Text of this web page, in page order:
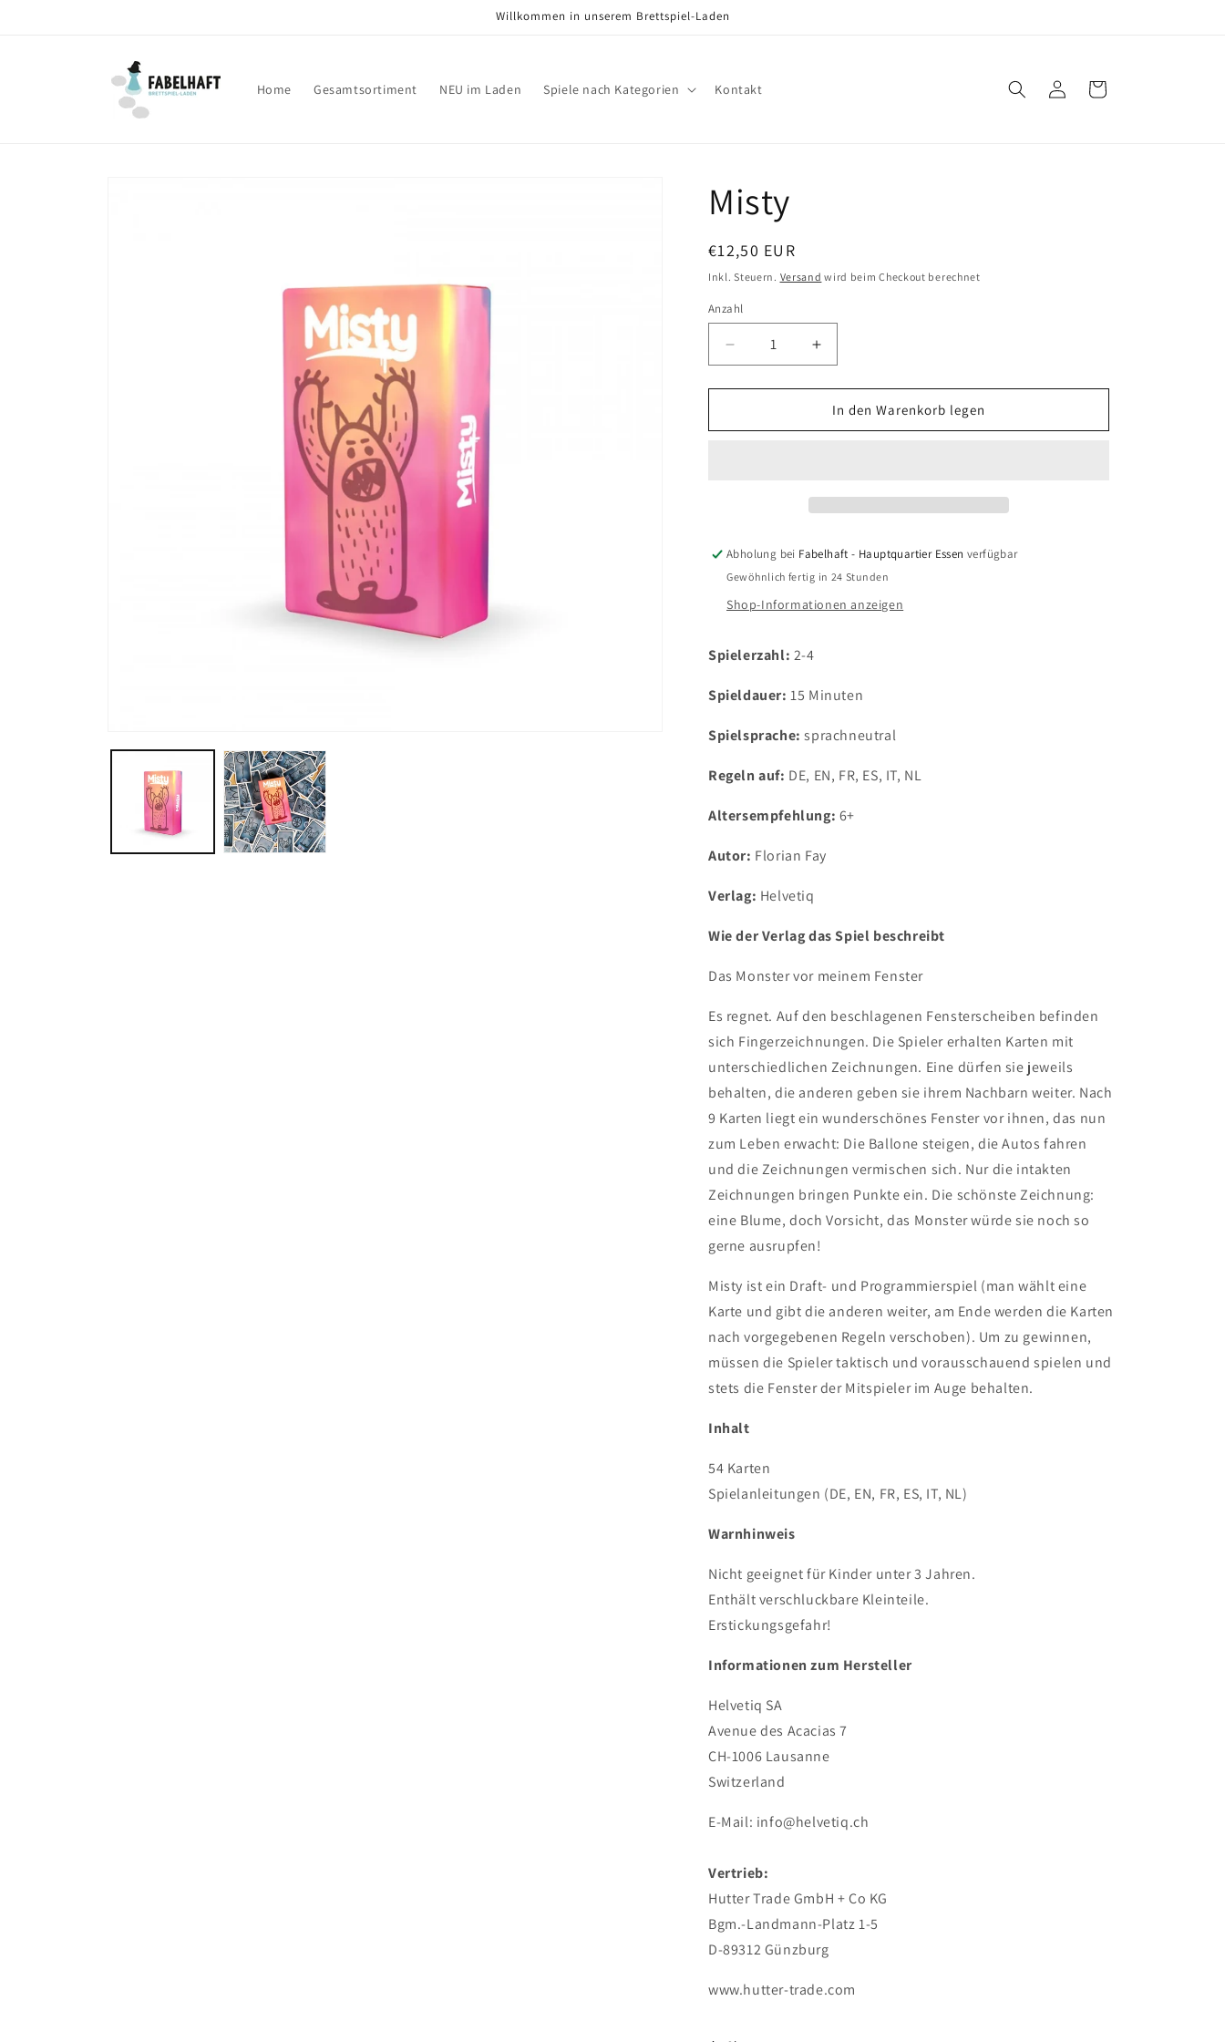
Willkommen in unserem Brettspiel-Laden
Home Gesamtsortiment NEU im Laden Spiele nach Kategorien Kontakt EinloggenWarenkorb
Misty
Normaler
Preis
€12,50 EUR
Inkl. Steuern. Versand wird beim Checkout berechnet
Anzahl
Verringere
die
Menge
Misty
Erhöhe
die
Menge
für
Misty
In den Warenkorb legen
Abholung bei Fabelhaft - Hauptquartier Essen verfügbar
Gewöhnlich fertig in 24 Stunden
Shop-Informationen anzeigen
Spielerzahl: 2-4
Spieldauer:15 Minuten
Spielsprache:sprachneutral
Regeln auf: DE, EN, FR, ES, IT, NL
Altersempfehlung: 6+
Autor: Florian Fay
Verlag: Helvetiq
Wie der Verlag das Spiel beschreibt
Das Monster vor meinem Fenster
Es regnet. Auf den beschlagenen Fensterscheiben befinden
sich Fingerzeichnungen. Die Spieler erhalten Karten mit
unterschiedlichen Zeichnungen. Eine dürfen sie jeweils
behalten, die anderen geben sie ihrem Nachbarn weiter. Nach
9 Karten liegt ein wunderschönes Fenster vor ihnen, das nun
zum Leben erwacht: Die Ballone steigen, die Autos fahren
und die Zeichnungen vermischen sich. Nur die intakten
Zeichnungen bringen Punkte ein. Die schönste Zeichnung:
eine Blume, doch Vorsicht, das Monster würde sie noch so
gerne ausrupfen!
Misty ist ein Draft- und Programmierspiel (man wählt eine
Karte und gibt die anderen weiter, am Ende werden die Karten
nach vorgegebenen Regeln verschoben). Um zu gewinnen,
müssen die Spieler taktisch und vorausschauend spielen und
stets die Fenster der Mitspieler im Auge behalten.
Inhalt
54 Karten
Spielanleitungen (DE, EN, FR, ES, IT, NL)
Warnhinweis
Nicht geeignet für Kinder unter 3 Jahren.
Enthält verschluckbare Kleinteile.
Erstickungsgefahr!
Informationen zum Hersteller
Helvetiq SA
Avenue des Acacias 7
CH-1006 Lausanne
Switzerland
E-Mail: info@helvetiq.ch
Vertrieb:
Hutter Trade GmbH + Co KG
Bgm.-Landmann-Platz 1-5
D-89312 Günzburg
www.hutter-trade.com